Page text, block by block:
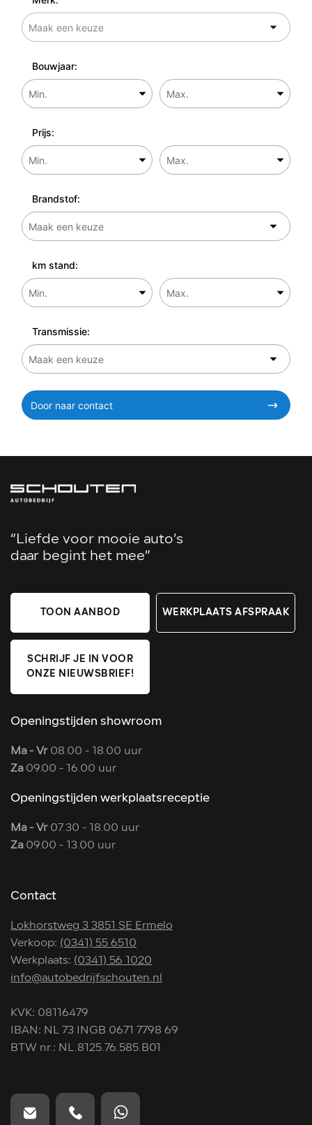
Bouwjaar:
Prijs:
Brandstof:
km stand:
Transmissie:
Door naar contact
“Liefde voor mooie auto’s
daar begint het mee”
TOON AANBOD WERKPLAATS AFSPRAAK
SCHRIJF JE IN VOOR
ONZE NIEUWSBRIEF!
Openingstijden showroom
Ma - Vr 08.00 - 18.00 uur
Za 09.00 - 16.00 uur
Openingstijden werkplaatsreceptie
Ma - Vr 07.30 - 18.00 uur
Za 09.00 - 13.00 uur
Contact
Lokhorstweg 3 3851 SE Ermelo
Verkoop: (0341) 55 6510
Werkplaats: (0341) 56 1020
info@autobedrijfschouten.nl
KVK: 08116479
IBAN: NL 73 INGB 0671 7798 69
BTW nr.: NL.8125.76.585.B01